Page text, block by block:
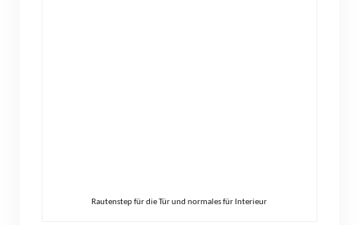
Rautenstep für die Tür und normales für Interieur